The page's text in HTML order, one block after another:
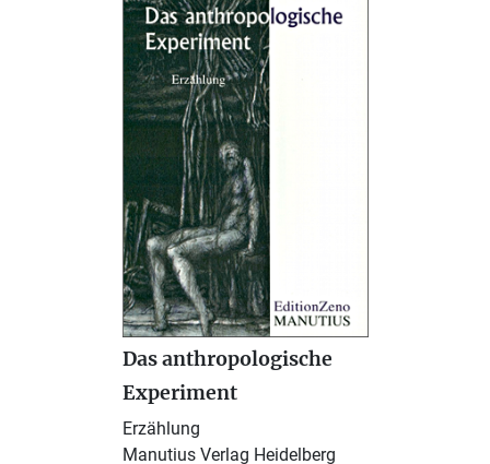
Das anthropologische
Experiment
Erzählung
Manutius Verlag Heidelberg